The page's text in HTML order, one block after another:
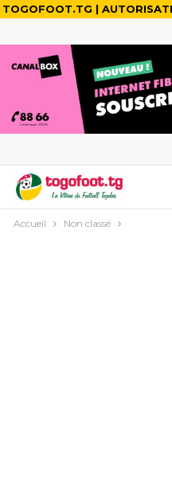
TOGOFOOT.TG |
Accueil Non classé